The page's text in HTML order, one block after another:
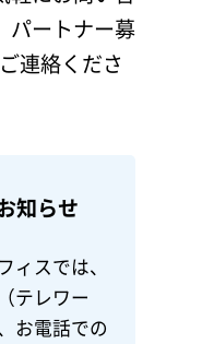
せ
パートナー募
連絡くださ
知らせ
ィスでは、
テレワー
お電話での